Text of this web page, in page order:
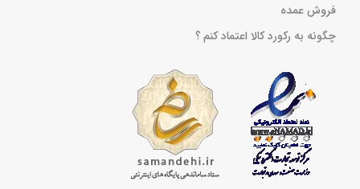
فروش عمده
چگونه به رکورد کالا اعتماد کنم ؟